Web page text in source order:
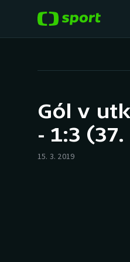
Hokej
Tenis
Gól v
- 1:3
15. 3. 2019